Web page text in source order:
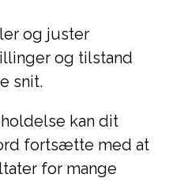
og juster
og tilstand
snit.
kan dit
fortsætte med at
for mange